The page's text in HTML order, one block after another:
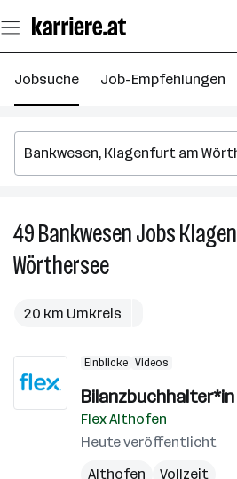
Seiteninhalt
springen
Jobsuche Job-Empfehlungen
49BankwesenJobs
Wörthersee
20 km Umkreis
Einblicke Videos
Bilanzbuchhalter*in
Flex Althofen
Heute veröffentlicht
Althofen
Vollzeit